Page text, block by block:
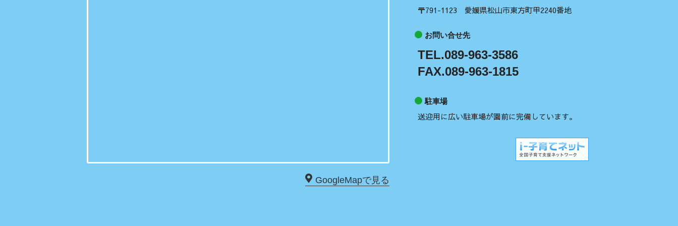
GoogleMapで見る
〒791-1123 愛媛県松山市東方町甲2240番地
お問い合せ先
TEL.089-963-3586
FAX.089-963-1815
駐車場
送迎用に広い駐車場が園前に完備しています。